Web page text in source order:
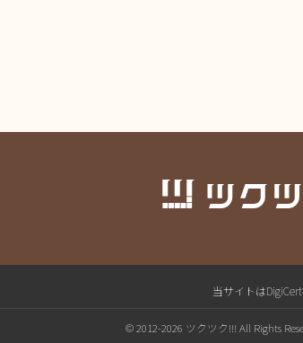
当サイトは
© 2012-2026 ツクツク!!! All Rights